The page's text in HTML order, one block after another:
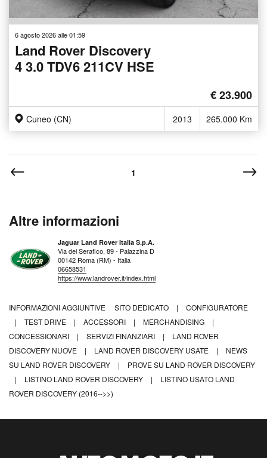
6 agosto 2026 alle 01:59
Land Rover Discovery
4 3.0 TDV6 211CV HSE
€ 23.900
Cuneo (CN) 2013 265.000 Km
1
Altre informazioni
Jaguar Land Rover Italia S.p.A.
Via del Serafico, 89 - Palazzina D
00142 Roma (RM) - Italia
06658531
https://www.landrover.it/index.html
INFORMAZIONI AGGIUNTIVE SITO DEDICATO |
CONFIGURATORE
|
TEST DRIVE | ACCESSORI | MERCHANDISING
|
CONCESSIONARI
| SERVIZI FINANZIARI |
LAND ROVER
DISCOVERY NUOVE
| LAND ROVER DISCOVERY USATE |
NEWS
SU LAND ROVER DISCOVERY
|
PROVE SU LAND ROVER DISCOVERY
|
LISTINO LAND ROVER DISCOVERY |
LISTINO USATO LAND
ROVER DISCOVERY (2016-->>)